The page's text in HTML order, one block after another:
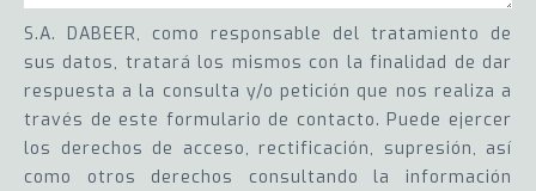
S.A. DABEER, como responsable del tratamiento de
sus datos, tratará los mismos con la finalidad de dar
respuesta a la consulta y/o petición que nos realiza a
través de este formulario de contacto. Puede ejercer
los derechos de acceso, rectificación, supresión, así
como otros derechos consultando la información